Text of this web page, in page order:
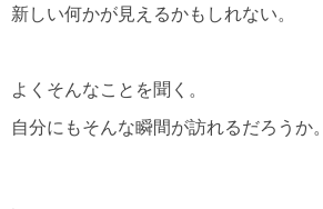
新しい何かが見えるかもしれない。
よくそんなことを聞く。
自分にもそんな瞬間が訪れるだろうか。